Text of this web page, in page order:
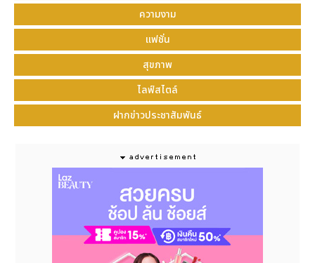
ความงาม
แฟชั่น
สุขภาพ
ไลฟ์สไตล์
ฝากข่าวประชาสัมพันธ์